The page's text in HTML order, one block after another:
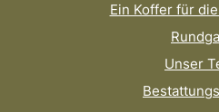
Ein Koffer für
Unser